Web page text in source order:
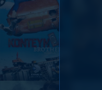
ARAMA SONUÇLARI